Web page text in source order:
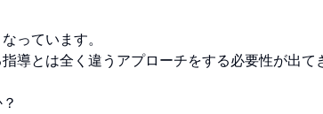
っています。
導とは全く違うアプローチをする必要性が出て